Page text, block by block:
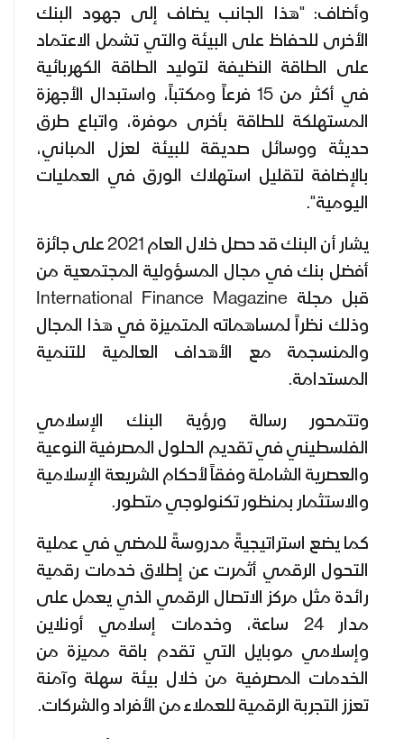
وأضاف: "هذا الجانب يضاف إلى جهود البنك
الأخرى للحفاظ على البيئة والتي تشمل الاعتماد
على الطاقة النظيفة لتوليد الطاقة الكهربائية
في أكثر من 15 فرعاً ومكتباً، واستبدال الأجهزة
المستهلكة للطاقة بأخرى موفرة، واتباع طرق
حديثة ووسائل صديقة للبيئة لعزل المباني،
بالإضافة لتقليل استهلاك الورق في العمليات
اليومية".
يشار أن البنك قد حصل خلال العام 2021 على جائزة
أفضل بنك في مجال المسؤولية المجتمعية من
قبل مجلة International Finance Magazine
وذلك نظراً لمساهماته المتميزة في هذا المجال
والمنسجمة مع الأهداف العالمية للتنمية
المستدامة.
وتتمحور رسالة ورؤية البنك الإسلامي
الفلسطيني في تقديم الحلول المصرفية النوعية
والعصرية الشاملة وفقاً لأحكام الشريعة الإسلامية
والاستثمار بمنظور تكنولوجي متطور.
كما يضع استراتيجيةً مدروسةً للمضي في عملية
التحول الرقمي أثمرت عن إطلاق خدمات رقمية
رائدة مثل مركز الاتصال الرقمي الذي يعمل على
مدار 24 ساعة، وخدمات إسلامي أونلاين
وإسلامي موبايل التي تقدم باقة مميزة من
الخدمات المصرفية من خلال بيئة سهلة وآمنة
تعزز التجربة الرقمية للعملاء من الأفراد والشركات.